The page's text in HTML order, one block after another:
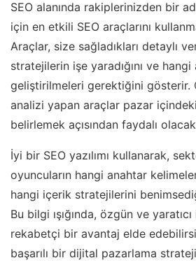
SEO alanında rakiplerinizden bir
için en etkili SEO araçlarını
Araçlar, size sağladıkları detaylı
stratejilerin işe yaradığını ve hangi
geliştirilmeleri gerektiğini gösterir.
analizi yapan araçlar pazar
belirlemek açısından faydalı
İyi bir SEO yazılımı kullanarak,
oyuncuların hangi anahtar
hangi içerik stratejilerini
Bu bilgi ışığında, özgün ve
rekabetçi bir avantaj elde
başarılı bir dijital pazarlama